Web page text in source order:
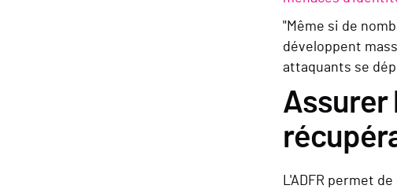
"Même si de
développent
attaquants se
Assurer
L'ADFR permet